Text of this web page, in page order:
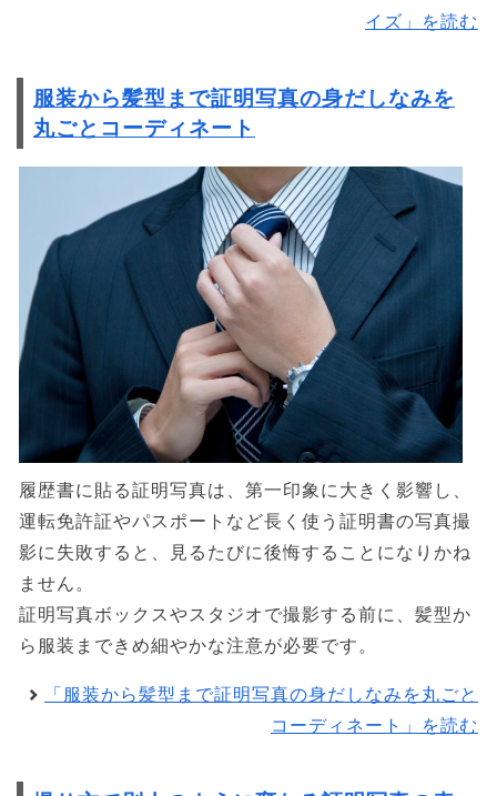
イズ」を読む
服装から髪型まで証明写真の身だしなみを
丸ごとコーディネート
履歴書に貼る証明写真は、第一印象に大きく影響し、
運転免許証やパスポートなど長く使う証明書の写真撮
影に失敗すると、見るたびに後悔することになりかね
ません。
証明写真ボックスやスタジオで撮影する前に、髪型か
ら服装まできめ細やかな注意が必要です。
「服装から髪型まで証明写真の身だしなみを丸ごと
コーディネート」を読む